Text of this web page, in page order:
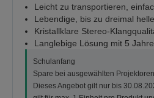
Leicht zu transportieren,
Lebendige, bis zu dreimal
Kristallklare Stereo-
Langlebige Lösung mit 5
Schulanfang
Spare bei ausgewählten Projektoren.
Dieses Angebot gilt nur bis